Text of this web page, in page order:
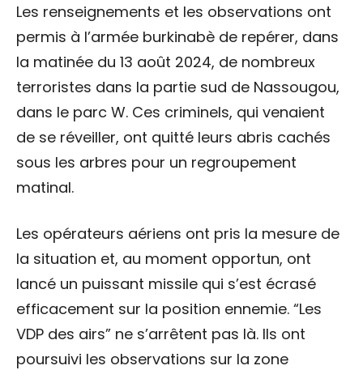
Les renseignements et les observations ont
permis à l’armée burkinabè de repérer, dans
la matinée du 13 août 2024, de nombreux
terroristes dans la partie sud de Nassougou,
dans le parc W. Ces criminels, qui venaient
de se réveiller, ont quitté leurs abris cachés
sous les arbres pour un regroupement
matinal.
Les opérateurs aériens ont pris la mesure de
la situation et, au moment opportun, ont
lancé un puissant missile qui s’est écrasé
efficacement sur la position ennemie. “Les
VDP des airs” ne s’arrêtent pas là. Ils ont
poursuivi les observations sur la zone